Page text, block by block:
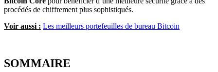
procédés de chiffrement plus sophistiqués.
Voir aussi : Les meilleurs portefeuilles de bureau Bitcoin
SOMMAIRE